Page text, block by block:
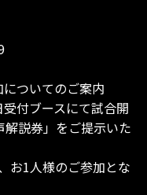
ついてのご案内
付ブースにて試合開
説券」をご提示いた
お1人様のご参加とな